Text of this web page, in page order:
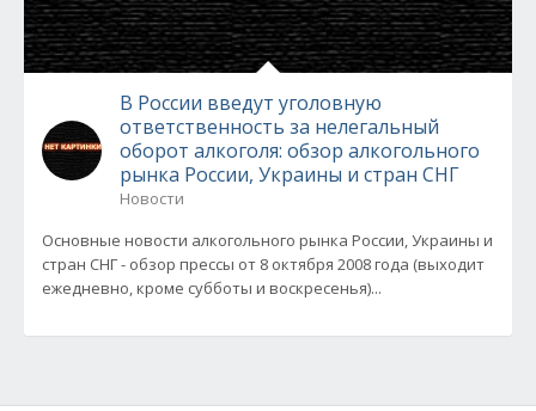
В России введут уголовную
ответственность за нелегальный
оборот алкоголя: обзор алкогольного
рынка России, Украины и стран СНГ
Новости
Основные новости алкогольного рынка России, Украины и
стран СНГ - обзор прессы от 8 октября 2008 года (выходит
ежедневно, кроме субботы и воскресенья)...